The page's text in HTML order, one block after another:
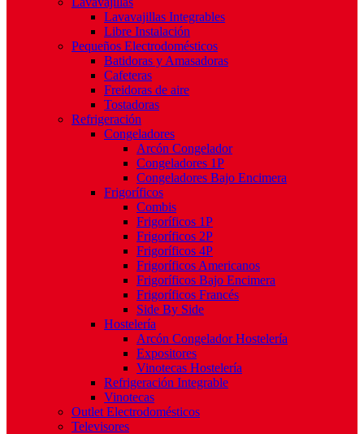
Lavavajillas Integrables
Libre Instalación
Pequeños Electrodomésticos
Batidoras y Amasadoras
Cafeteras
Freidoras de aire
Tostadoras
Refrigeración
Congeladores
Arcón Congelador
Congeladores 1P
Congeladores Bajo Encimera
Frigoríficos
Combis
Frigoríficos 1P
Frigoríficos 2P
Frigoríficos 4P
Frigoríficos Americanos
Frigoríficos Bajo Encimera
Frigoríficos Francés
Side By Side
Hostelería
Arcón Congelador Hostelería
Expositores
Vinotecas Hostelería
Refrigeración Integrable
Vinotecas
Outlet Electrodomésticos
Televisores